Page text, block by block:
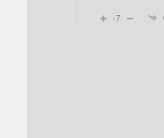
-7